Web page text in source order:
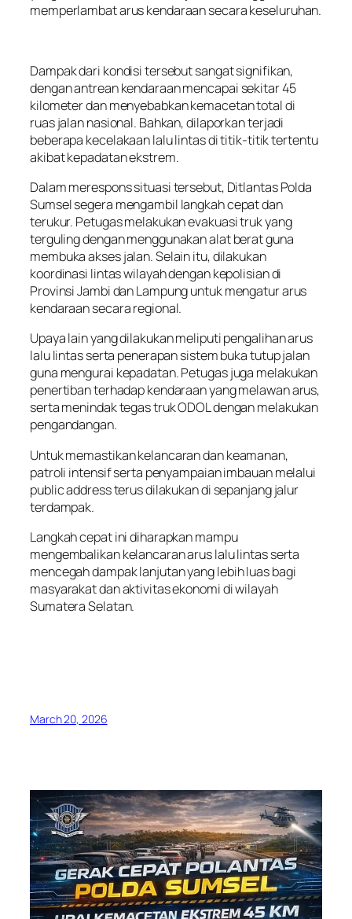
memperlambat arus kendaraan secara keseluruhan.
Dampak dari kondisi tersebut sangat signifikan,
dengan antrean kendaraan mencapai sekitar 45
kilometer dan menyebabkan kemacetan total di
ruas jalan nasional. Bahkan, dilaporkan terjadi
beberapa kecelakaan lalu lintas di titik-titik tertentu
akibat kepadatan ekstrem.
Dalam merespons situasi tersebut, Ditlantas Polda
Sumsel segera mengambil langkah cepat dan
terukur. Petugas melakukan evakuasi truk yang
terguling dengan menggunakan alat berat guna
membuka akses jalan. Selain itu, dilakukan
koordinasi lintas wilayah dengan kepolisian di
Provinsi Jambi dan Lampung untuk mengatur arus
kendaraan secara regional.
Upaya lain yang dilakukan meliputi pengalihan arus
lalu lintas serta penerapan sistem buka tutup jalan
guna mengurai kepadatan. Petugas juga melakukan
penertiban terhadap kendaraan yang melawan arus,
serta menindak tegas truk ODOL dengan melakukan
pengandangan.
Untuk memastikan kelancaran dan keamanan,
patroli intensif serta penyampaian imbauan melalui
public address terus dilakukan di sepanjang jalur
terdampak.
Langkah cepat ini diharapkan mampu
mengembalikan kelancaran arus lalu lintas serta
mencegah dampak lanjutan yang lebih luas bagi
masyarakat dan aktivitas ekonomi di wilayah
Sumatera Selatan.
March 20, 2026